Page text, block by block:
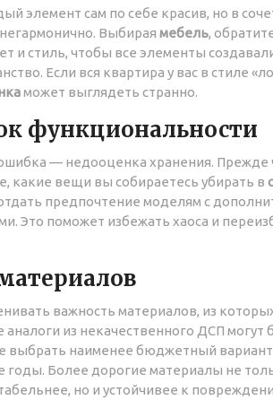
элемент сам по себе красив, но в
Выбирая мебель,
и стиль, чтобы все элементы
Если вся квартира у вас в стиле
может выглядеть странно.
функциональности
— недооценка хранения. Прежде
какие вещи вы собираетесь убирать в
предпочтение моделям с
Это поможет избежать хаоса и
важность материалов, из
из некачественного ДСП могут
выбрать наименее бюджетный
годы. Более дорогие материалы не
но и устойчивее к